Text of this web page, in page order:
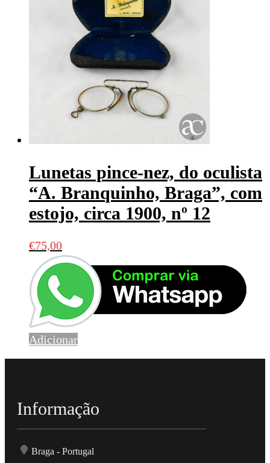
Lunetas pince-nez, do oculista
“A. Branquinho, Braga”, com
estojo, circa 1900, nº 12
€75,00
Adicionar
Informação
Braga - Portugal